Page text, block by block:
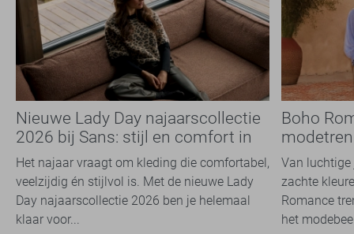
Nieuwe Lady Day najaarscollectie
2026 bij Sans: stijl en comfort in
travelkwaliteit
Het najaar vraagt om kleding die comfortabel,
veelzijdig én stijlvol is. Met de nieuwe Lady
Day najaarscollectie 2026 ben je helemaal
klaar voor...
Boho
overal
Van luchtige
zachte
Romance
het